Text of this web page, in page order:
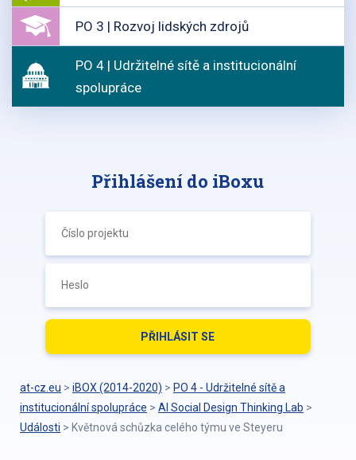
PO 3 | Rozvoj lidských zdrojů
PO 4 | Udržitelné sítě a institucionální
spolupráce
Přihlášení do iBoxu
at-cz.eu > iBOX (2014-2020) > PO 4 - Udržitelné sítě a
institucionální spolupráce > AI Social Design Thinking Lab >
Události > Květnová schůzka celého týmu ve Steyeru